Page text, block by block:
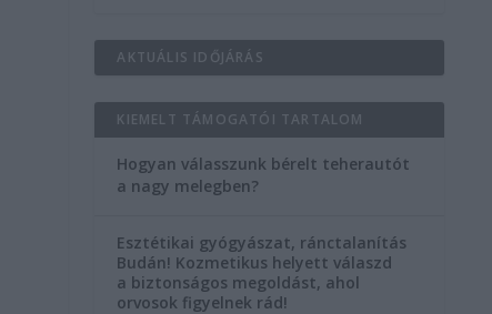
AKTUÁLIS IDŐJÁRÁS
KIEMELT TÁMOGATÓI TARTALOM
Hogyan válasszunk bérelt teherautót
a nagy melegben?
Esztétikai gyógyászat, ránctalanítás
Budán! Kozmetikus helyett válaszd
a biztonságos megoldást, ahol
orvosok figyelnek rád!